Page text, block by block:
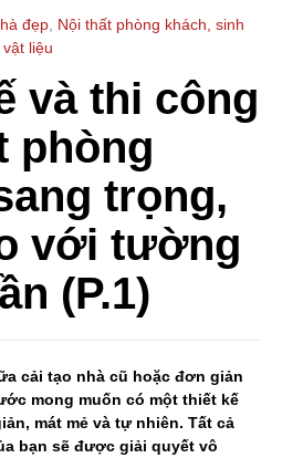
đẹp Nội thất phòng khách, sinh
liệu
và thi công
phòng
trọng,
với tường
(P.1)
cải tạo nhà cũ hoặc đơn giản
mong muốn có một thiết kế
mát mẻ và tự nhiên. Tất cả
bạn sẽ được giải quyết vô